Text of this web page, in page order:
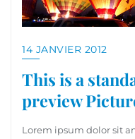
14 JANVIER 2012
This is a
preview
Lorem ipsum dolor sit